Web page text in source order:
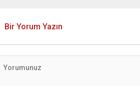
Bir Yorum Yazın